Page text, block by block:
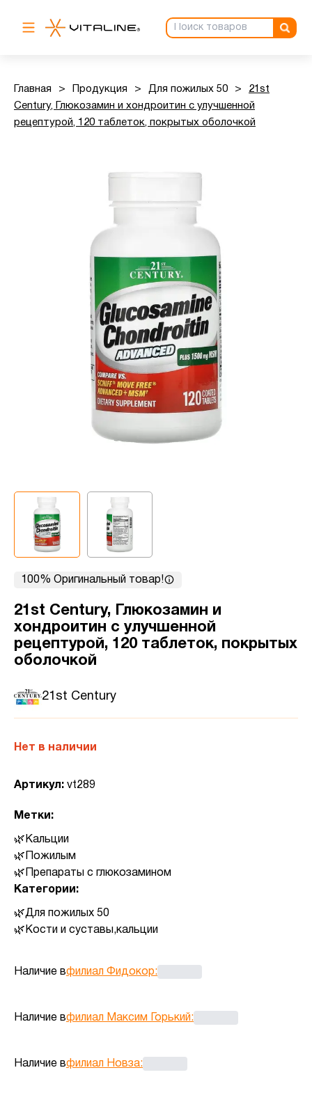
Главная > Продукция > Для пожилых 50 >
21st
Century, Глюкозамин и хондроитин с улучшенной
рецептурой, 120 таблеток, покрытых оболочкой
100% Оригинальный товар!
21st Century, Глюкозамин и
хондроитин с улучшенной
рецептурой, 120 таблеток, покрытых
оболочкой
21st Century
Нет в наличии
Артикул: vt289
Метки:
Кальции
Пожилым
Препараты с глюкозамином
Категории:
Для пожилых 50
Кости и суставы,кальции
Наличие вфилиал Фидокор:
Наличие вфилиал Максим Горький:
Наличие вфилиал Новза: